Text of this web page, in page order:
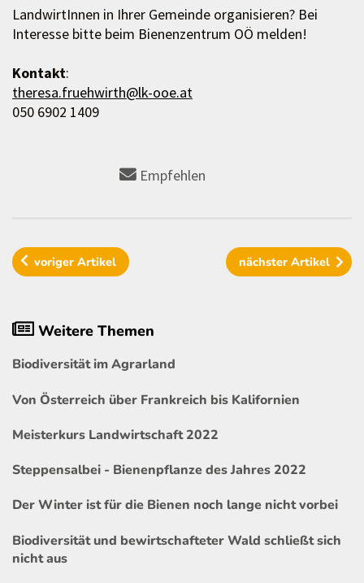
LandwirtInnen in Ihrer Gemeinde organisieren? Bei
Interesse bitte beim Bienenzentrum OÖ melden!
Kontakt:
theresa.fruehwirth@lk-ooe.at
050 6902 1409
Empfehlen
vorigerArtikel nächster Artikel
Weitere Themen
Biodiversität im Agrarland
Von Österreich über Frankreich bis Kalifornien
Meisterkurs Landwirtschaft 2022
Steppensalbei - Bienenpflanze des Jahres 2022
Der Winter ist für die Bienen noch lange nicht vorbei
Biodiversität und bewirtschafteter Wald schließt sich
nicht aus